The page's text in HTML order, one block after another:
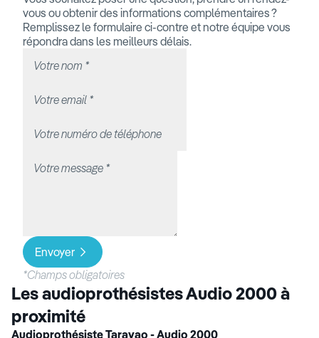
vous ou obtenir des informations complémentaires ?
Remplissez le formulaire ci-contre et notre équipe vous
répondra dans les meilleurs délais.
Envoyer
*Champs obligatoires
Les audioprothésistes Audio 2000 à
proximité
Audioprothésiste Taravao - Audio 2000